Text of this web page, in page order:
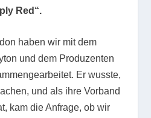
Red“.
haben wir mit dem
und dem Produzenten
Er wusste,
und als ihre Vorband
kam die Anfrage, ob wir